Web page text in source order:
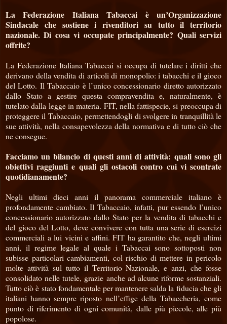
La Federazione Italiana Tabaccai è un’Organizzazione
Sindacale che sostiene i rivenditori su tutto il territorio
nazionale. Di cosa vi occupate principalmente? Quali servizi
offrite?
La Federazione Italiana Tabaccai si occupa di tutelare i diritti che
derivano della vendita di articoli di monopolio: i tabacchi e il gioco
del Lotto. Il Tabaccaio è l’unico concessionario diretto autorizzato
dallo Stato a gestire questa compravendita e, naturalmente, è
tutelato dalla legge in materia. FIT, nella fattispecie, si preoccupa di
proteggere il Tabaccaio, permettendogli di svolgere in tranquillità le
sue attività, nella consapevolezza della normativa e di tutto ciò che
ne consegue.
Facciamo un bilancio di questi anni di attività: quali sono gli
obiettivi raggiunti e quali gli ostacoli contro cui vi scontrate
quotidianamente?
Negli ultimi dieci anni il panorama commerciale italiano è
profondamente cambiato. Il Tabaccaio, infatti, pur essendo l’unico
concessionario autorizzato dallo Stato per la vendita di tabacchi e
del gioco del Lotto, deve convivere con tutta una serie di esercizi
commerciali a lui vicini e affini. FIT ha garantito che, negli ultimi
anni, il regime legale al quale i Tabaccai sono sottoposti non
subisse particolari cambiamenti, col rischio di mettere in pericolo
molte attività sul tutto il Territorio Nazionale, e anzi, che fosse
consolidato nelle tutele, grazie anche ad alcune riforme sostanziali.
Tutto ciò è stato fondamentale per mantenere salda la fiducia che gli
italiani hanno sempre riposto nell’effige della Tabaccheria, come
punto di riferimento di ogni comunità, dalle più piccole, alle più
popolose.